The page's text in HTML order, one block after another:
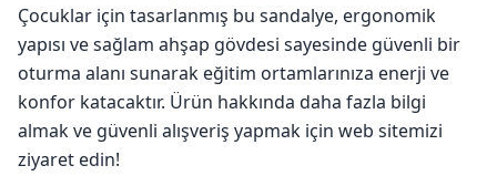
Çocuklar için tasarlanmış bu sandalye, ergonomik
yapısı ve sağlam ahşap gövdesi sayesinde güvenli bir
oturma alanı sunarak eğitim ortamlarınıza enerji ve
konfor katacaktır. Ürün hakkında daha fazla bilgi
almak ve güvenli alışveriş yapmak için web sitemizi
ziyaret edin!